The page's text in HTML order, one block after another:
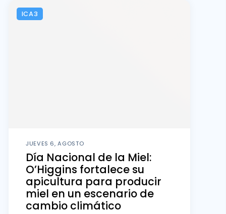
ICA3
JUEVES 6, AGOSTO
Día Nacional de la Miel:
O’Higgins fortalece su
apicultura para producir
miel en un escenario de
cambio climático